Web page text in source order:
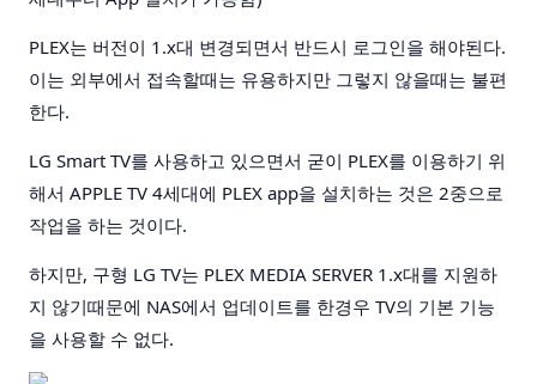
PLEX는 버전이 1.x대 변경되면서 반드시 로그인을 해야된다.
이는 외부에서 접속할때는 유용하지만 그렇지 않을때는 불편
한다.
LG Smart TV를 사용하고 있으면서 굳이 PLEX를 이용하기 위
해서 APPLE TV 4세대에 PLEX app을 설치하는 것은 2중으로
작업을 하는 것이다.
하지만, 구형 LG TV는 PLEX MEDIA SERVER 1.x대를 지원하
지 않기때문에 NAS에서 업데이트를 한경우 TV의 기본 기능
을 사용할 수 없다.